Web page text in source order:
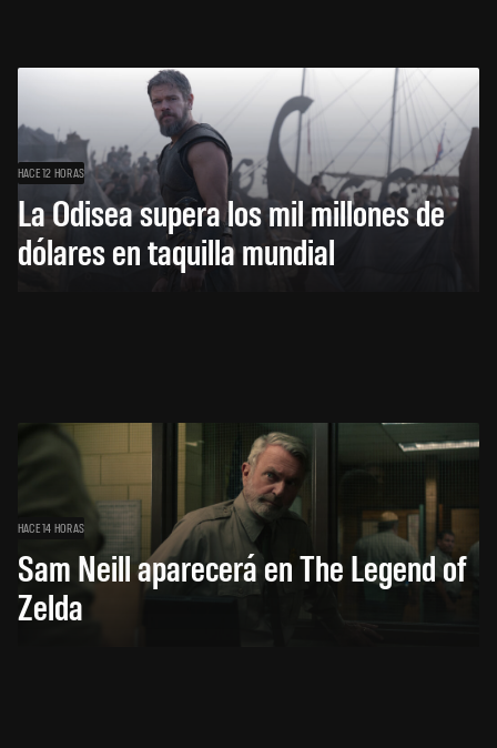
HACE 12 HORAS
La Odisea supera los mil millones de
dólares en taquilla mundial
HACE 14 HORAS
Sam Neill aparecerá en The Legend of
Zelda